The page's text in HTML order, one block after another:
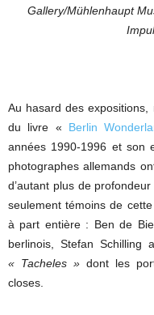
Gallery/Mühlenhaupt
Au hasard des
du livre « Berlin
années 1990-1996 et son
photographes allemands
d’autant plus de
seulement témoins de
à part entière : Ben de
berlinois, Stefan
« Tacheles » dont les
closes.